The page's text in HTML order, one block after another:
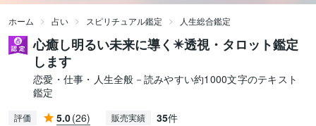
ホーム 占い スピリチュアル鑑定 人生総合鑑定
心癒し明るい未来に導く✴️透視・タロット鑑定
します
恋愛・仕事・人生全般－読みやすい約1000文字のテキスト
鑑定
評価 5.0(26) 販売実績 35件